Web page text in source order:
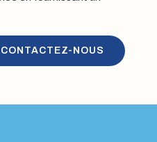
NOUS